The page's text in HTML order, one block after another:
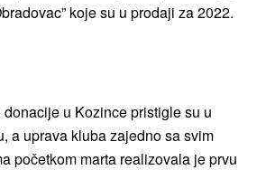
koje su u prodaji za 2022.
u Kozince pristigle su u
a uprava kluba zajedno sa svim
početkom marta realizovala je prvu